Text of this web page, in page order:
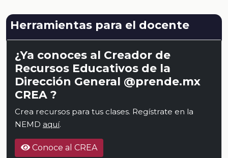
Herramientas para el docente
¿Ya conoces al Creador de
Recursos Educativos de la
Dirección General @prende.mx
CREA ?
Crea recursos para tus clases. Regístrate en la
NEMD aquí.
Conoce al CREA